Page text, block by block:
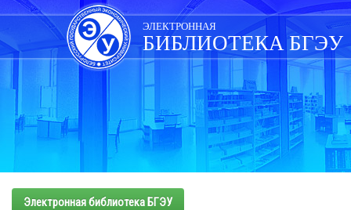
Skip
navigation
ЭЛЕКТРОННАЯ
БИБЛИОТЕКА БГЭУ
Электронная библиотека БГЭУ